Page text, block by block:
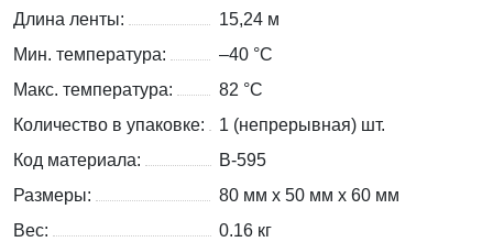
Длина ленты:
15,24 м
Мин. температура:
–40 °С
Макс. температура:
82 °С
Количество в упаковке:
1 (непрерывная) шт.
Код материала:
B-595
Размеры:
80 мм x 50 мм x 60 мм
Вес:
0.16 кг